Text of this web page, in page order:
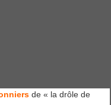
de « la drôle de